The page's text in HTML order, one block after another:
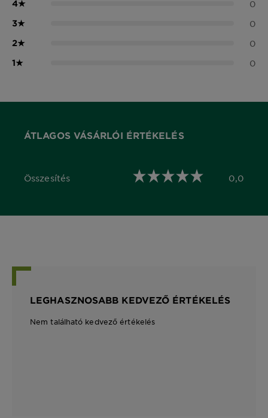
4★ 0
3★ 0
2★ 0
1★ 0
ÁTLAGOS VÁSÁRLÓI ÉRTÉKELÉS
Összesítés
0,0 out of 5 stars 0,0
LEGHASZNOSABB KEDVEZŐ ÉRTÉKELÉS
Nem található kedvező értékelés